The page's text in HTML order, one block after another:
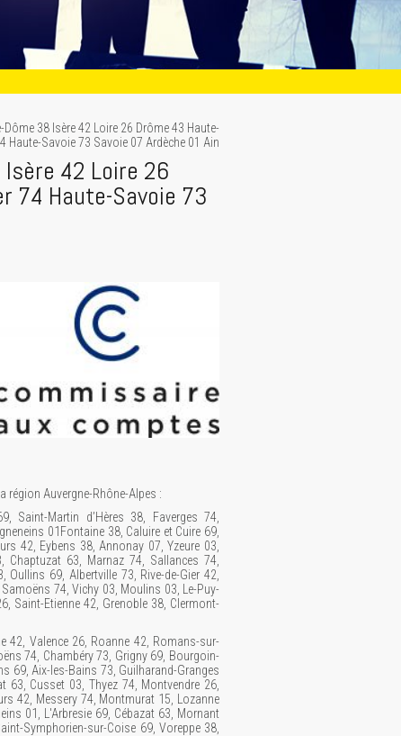
Dôme 38 Isère 42 Loire 26 Drôme 43 Haute-
Haute-Savoie 73 Savoie 07 Ardèche 01 Ain
Isère 42 Loire 26
74 Haute-Savoie 73
région Auvergne-Rhône-Alpes :
Saint-Martin d’Hères 38, Faverges 74,
01Fontaine 38, Caluire et Cuire 69,
42, Eybens 38, Annonay 07, Yzeure 03,
Chaptuzat 63, Marnaz 74, Sallances 74,
69, Albertville 73, Rive-de-Gier 42,
74, Vichy 03, Moulins 03, Le-Puy-
Saint-Etienne 42, Grenoble 38, Clermont-
42, Valence 26, Roanne 42, Romans-sur-
74, Chambéry 73, Grigny 69, Bourgoin-
69, Aix-les-Bains 73, Guilharand-Granges
63, Cusset 03, Thyez 74, Montvendre 26,
42, Messery 74, Montmurat 15, Lozanne
01, L'Arbresie 69, Cébazat 63, Mornant
Symphorien-sur-Coise 69, Voreppe 38,